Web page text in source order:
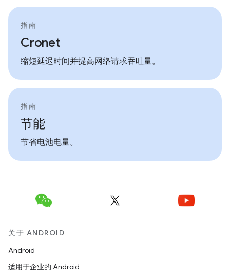
指南
Cronet
缩短延迟时间并提高网络请求吞吐量。
指南
节能
节省电池电量。
关于 ANDROID
Android
适用于企业的 Android